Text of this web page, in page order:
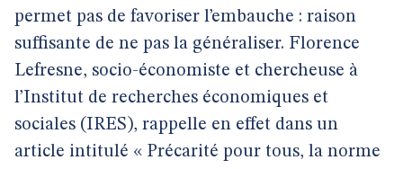
permet pas de favoriser l’embauche : raison
suffisante de ne pas la généraliser. Florence
Lefresne, socio-économiste et chercheuse à
l’Institut de recherches économiques et
sociales (IRES), rappelle en effet dans un
article intitulé « Précarité pour tous, la norme